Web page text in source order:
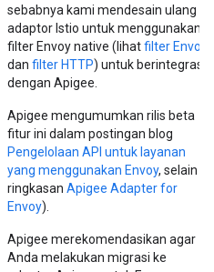
sebabnya kami mendesain ulang
adaptor Istio untuk menggunakan
filter Envoy native (lihatfilter Envoy
dan filter HTTP) untuk berintegrasi
dengan Apigee.
Apigee mengumumkan rilis beta
fitur ini dalam postingan blog
Pengelolaan API untuk layanan
yang menggunakan Envoy, selain
ringkasan Apigee Adapter for
Envoy).
Apigee merekomendasikan agar
Anda melakukan migrasi ke